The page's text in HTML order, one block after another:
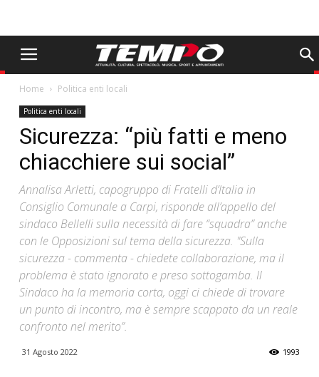
Home Politica enti locali
Politica enti locali
Sicurezza: “più fatti e meno
chiacchiere sui social”
Annalisa Arletti, capogruppo di Fratelli d’Italia in
Consiglio Comunale a Carpi, risponde all’appello del
sindaco Bellelli sulla necessità di fare “squadra” anche
con le Opposizioni sul tema della sicurezza. "Sulla
sicurezza - commenta - chiedete collaborazione, ma il
problema è stato ignorato e preso sottogamba. Il
Sindaco ha la memoria corta, oggi ci chiede di trovare
un punto di incontro, ma è sempre scappato da un reale
confronto nel merito”.
31 Agosto 2022 1993